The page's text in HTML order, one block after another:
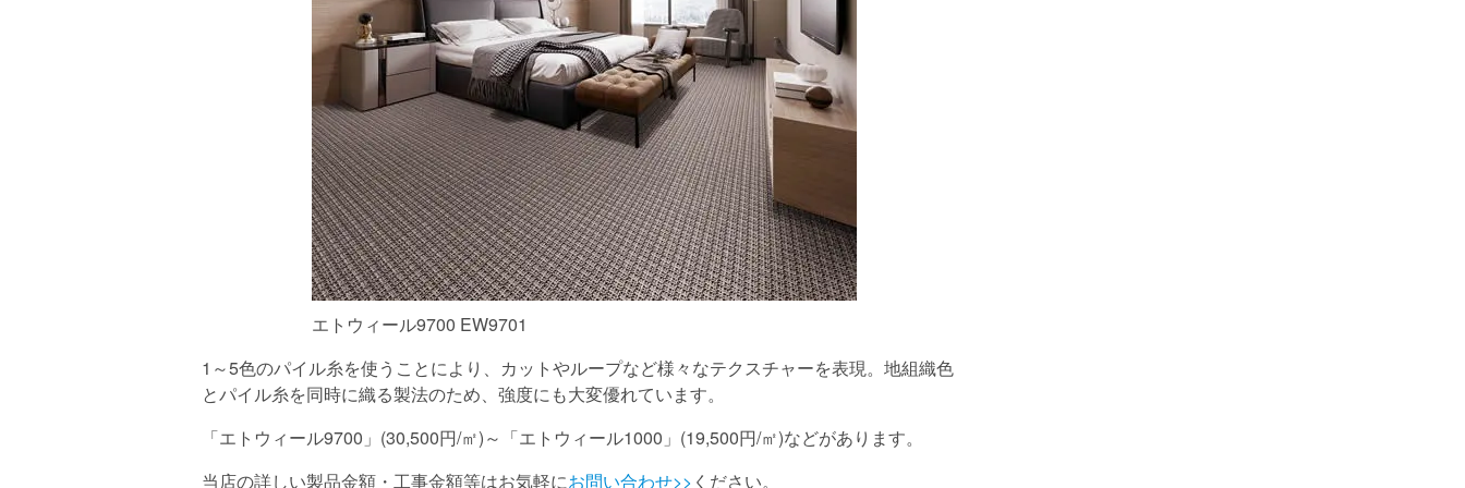
エトウィール9700 EW9701
1～5色のパイル糸を使うことにより、カットやループなど様々なテクスチャーを表現。地組織色
とパイル糸を同時に織る製法のため、強度にも大変優れています。
「エトウィール9700」(30,500円/㎡)～「エトウィール1000」(19,500円/㎡)などがあります。
当店の詳しい製品金額・工事金額等はお気軽にお問い合わせ>> ください。